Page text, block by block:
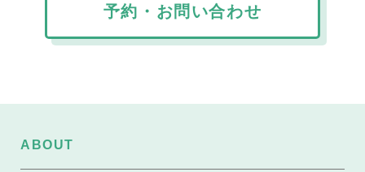
予約・お問い合わせ
ABOUT